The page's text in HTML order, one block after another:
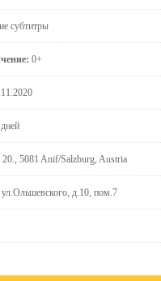
субтитры
0+
5081 Anif/Salzburg, Austria
д.10, пом.7